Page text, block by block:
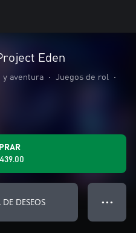
Eden
y aventura • Juegos de rol
•
DESEOS ● ● ●